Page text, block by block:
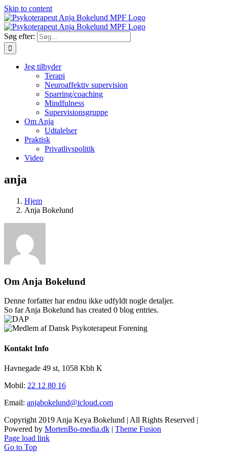
Skip to content
Søg efter:
Jeg tilbyder
Terapi
Neuroaffektiv supervision
Sparring/coaching
Mindfulness
Supervisionsgruppe
Om Anja
Udtalelser
Praktisk
Privatlivspolitik
Video
anja
Hjem
Anja Bokelund
Om Anja Bokelund
Denne forfatter har endnu ikke udfyldt nogle detaljer.
So far Anja Bokelund has created 0 blog entries.
Kontakt Info
Havnegade 49 st, 1058 Kbh K
Mobil: 22 12 80 16
Email: anjabokelund@icloud.com
Copyright 2019 Anja Keya Bokelund | All Rights Reserved |
Powered by MortenBo-media.dk | Theme Fusion
Page load link
Go to Top